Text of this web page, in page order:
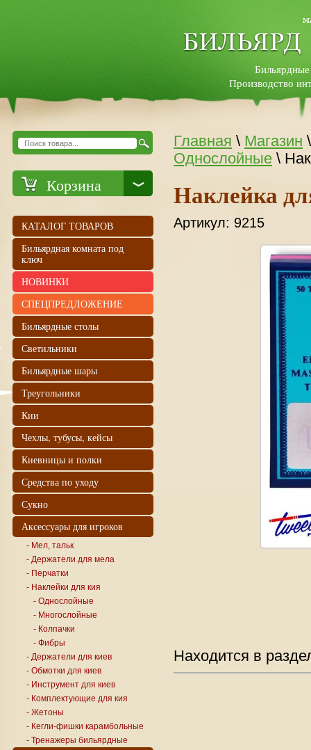
Производство
Главная \ Магазин
Однослойные \
Наклейка
Артикул: 9215
Находится в
Корзина
КАТАЛОГ ТОВАРОВ
Бильярдная комната под
ключ
НОВИНКИ
СПЕЦПРЕДЛОЖЕНИЕ
Бильярдные столы
Светильники
Бильярдные шары
Треугольники
Кии
Чехлы, тубусы, кейсы
Киевницы и полки
Средства по уходу
Сукно
Аксессуары для игроков
- Мел, тальк
- Держатели для мела
- Перчатки
- Наклейки для кия
- Однослойные
- Многослойные
- Колпачки
- Фибры
- Держатели для киев
- Обмотки для киев
- Инструмент для киев
- Комплектующие для кия
- Жетоны
- Кегли-фишки карамбольные
- Тренажеры бильярдные